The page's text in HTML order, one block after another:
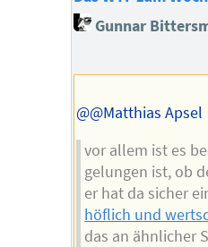
Gunnar
@@Matthias Apsel
vor allem ist es
gelungen ist, ob
er hat da sicher
höflich und
das an ähnlicher